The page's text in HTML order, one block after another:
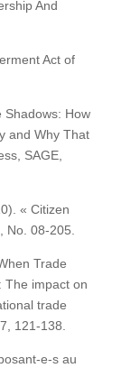
And
Act of
Shadows: How
and Why That
SAGE,
« Citizen
No. 08-205.
Trade
The impact on
trade
121-138.
e-s au